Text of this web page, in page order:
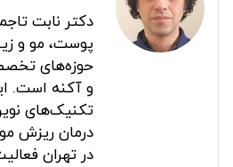
دکتر نابت
پوست، مو و
حوزه‌های
و آکنه است.
تکنیک‌های
درمان ریزش
در تهران